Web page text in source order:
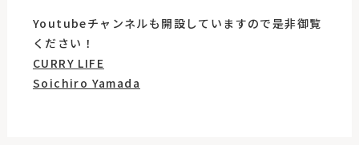
Youtubeチャンネルも開設していますので是非御覧
ください！
CURRY LIFE
Soichiro Yamada